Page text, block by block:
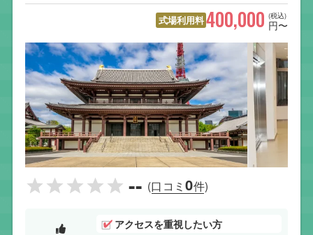
式場利用料 (税込)
400,000 円〜
-- (口コミ0件)
アクセスを重視したい方